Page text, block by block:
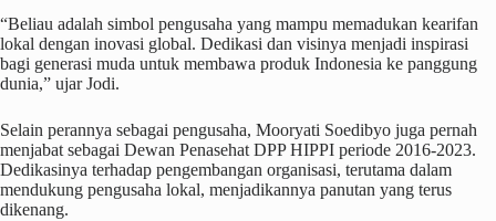
“Beliau adalah simbol pengusaha yang mampu memadukan kearifan
lokal dengan inovasi global. Dedikasi dan visinya menjadi inspirasi
bagi generasi muda untuk membawa produk Indonesia ke panggung
dunia,” ujar Jodi.
Selain perannya sebagai pengusaha, Mooryati Soedibyo juga pernah
menjabat sebagai Dewan Penasehat DPP HIPPI periode 2016-2023.
Dedikasinya terhadap pengembangan organisasi, terutama dalam
mendukung pengusaha lokal, menjadikannya panutan yang terus
dikenang.